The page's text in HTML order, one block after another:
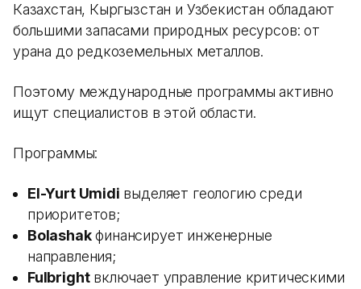
Казахстан, Кыргызстан и Узбекистан обладают
большими запасами природных ресурсов: от
урана до редкоземельных металлов.
Поэтому международные программы активно
ищут специалистов в этой области.
Программы:
El-Yurt Umidi выделяет геологию среди
приоритетов;
Bolashakфинансирует инженерные
направления;
Fulbrightвключает управление критическими